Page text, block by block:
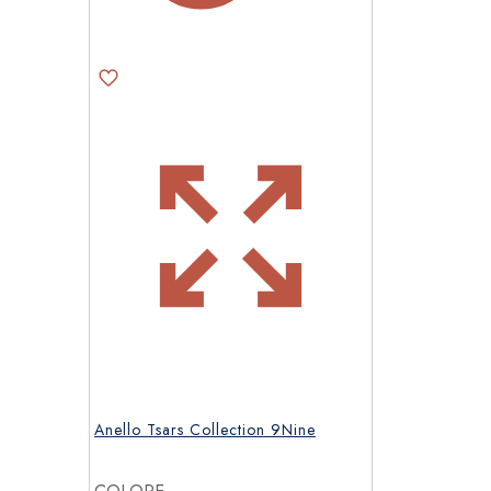
Anello Tsars Collection 9Nine